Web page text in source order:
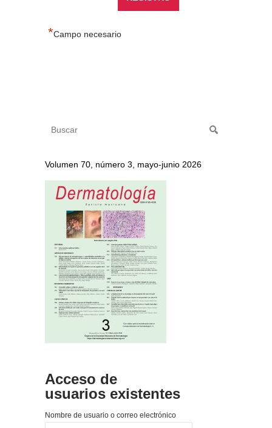
*Campo necesario
Volumen 70, número 3, mayo-junio 2026
Acceso de
usuarios existentes
Nombre de usuario o correo electrónico